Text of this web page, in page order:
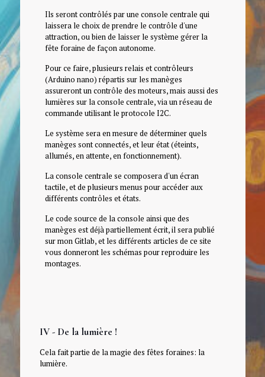
Ils seront contrôlés par une console centrale qui
laissera le choix de prendre le contrôle d'une
attraction, ou bien de laisser le système gérer la
fête foraine de façon autonome.
Pour ce faire, plusieurs relais et contrôleurs
(Arduino nano) répartis sur les manèges
assureront un contrôle des moteurs, mais aussi des
lumières sur la console centrale, via un réseau de
commande utilisant le protocole I2C.
Le système sera en mesure de déterminer quels
manèges sont connectés, et leur état (éteints,
allumés, en attente, en fonctionnement).
La console centrale se composera d'un écran
tactile, et de plusieurs menus pour accéder aux
différents contrôles et états.
Le code source de la console ainsi que des
manèges est déjà partiellement écrit, il sera publié
sur mon Gitlab, et les différents articles de ce site
vous donneront les schémas pour reproduire les
montages.
IV - De la lumière !
Cela fait partie de la magie des fêtes foraines: la
lumière.